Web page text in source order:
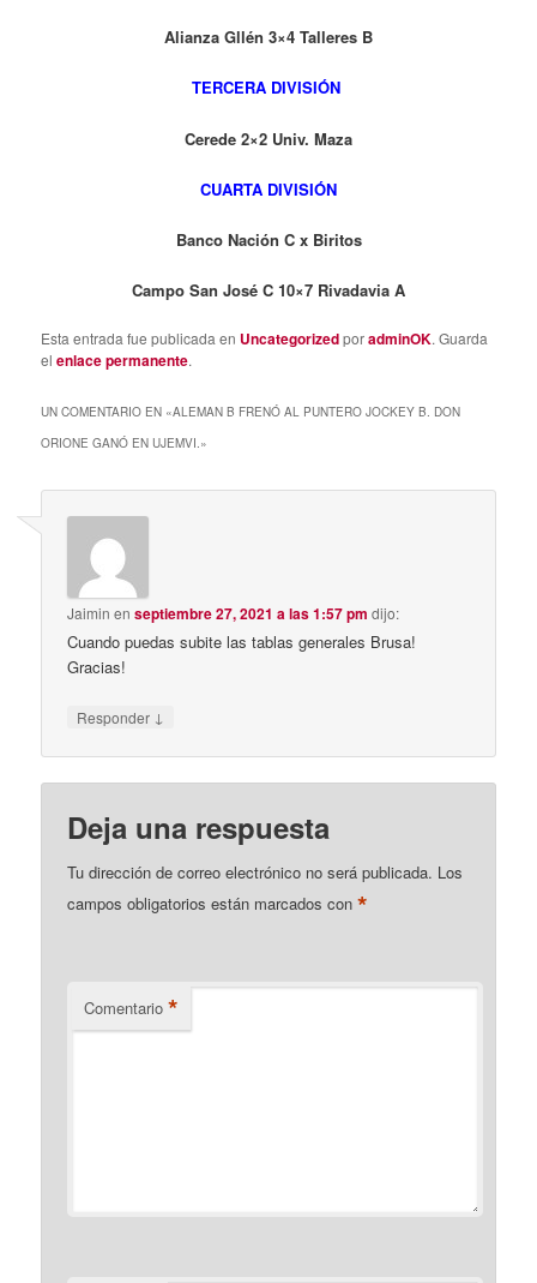
Alianza Gllén 3×4 Talleres B
TERCERA DIVISIÓN
Cerede 2×2 Univ. Maza
CUARTA DIVISIÓN
Banco Nación C x Biritos
Campo San José C 10×7 Rivadavia A
Esta entrada fue publicada en UncategorizedporadminOK. Guarda
elenlace permanente.
UN COMENTARIO EN «ALEMAN B FRENÓ AL PUNTERO JOCKEY B. DON
ORIONE GANÓ EN UJEMVI.»
Jaimin enseptiembre 27, 2021 a las 1:57 pm dijo:
Cuando puedas subite las tablas generales Brusa!
Gracias!
Responder ↓
Deja una respuesta
Tu dirección de correo electrónico no será publicada. Los
campos obligatorios están marcados con*
Comentario *